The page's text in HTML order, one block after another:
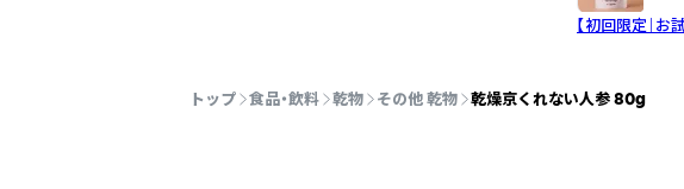
【初回限定｜
トップ 食品・飲料 乾物 その他 乾物 乾燥京くれない人参 80g